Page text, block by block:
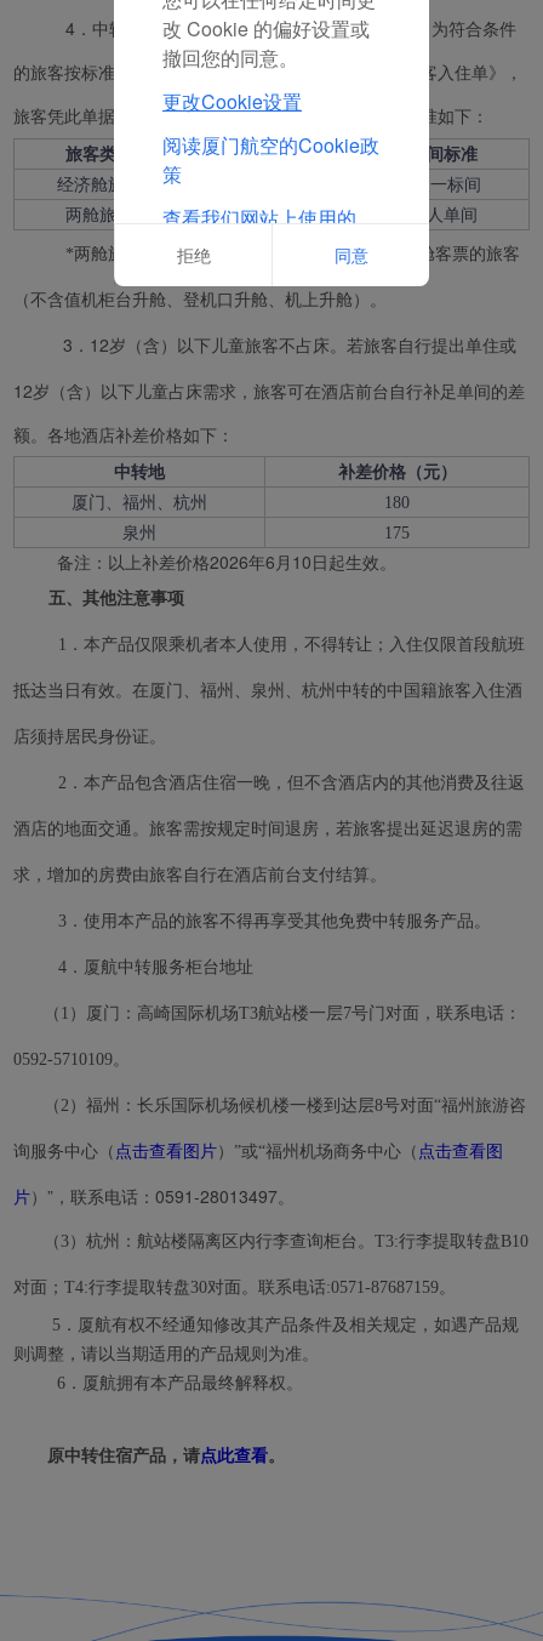
4．中转服务柜台工作人员对旅客信息进行判别，为符合条件
的旅客按标准完成酒店预定，并打印《厦门航空中转旅客入住单》，
旅客凭此单据自行前往指定酒店办理入住。酒店安排标准如下：
旅客类型 酒店标准
房间标准
经济舱旅客
2人一标间
两舱旅客
两舱酒店 单人单间
*两舱旅客定义:限国际段实际购买商务舱或头等舱客票的旅客
（不含值机柜台升舱、登机口升舱、机上升舱）。
3． 12岁（含）以下儿童旅客不占床。若旅客自行提出单住或
12岁（含） 以下 儿童占床需求，旅客可在酒店前台自行补足单间的差
额。 各地酒店补差价格如下：
中转地
补差价格（元）
厦门、福州、杭州
180
泉州
175
备注：以上补差价格2026年6月10日起生效。
五、其他注意事项
1．本产品仅限乘机者本人使用，不得转让；入住仅限首段航班
抵达当日有效。在厦门、福州、泉州、杭州中转的中国籍旅客入住酒
店须持居民身份证。
2．本产品包含酒店住宿一晚，但不含酒店内的其他消费及往返
酒店的地面交通。旅客需按规定时间退房，若旅客提出延迟退房的需
求，增加的房费由旅客自行在酒店前台支付结算。
3．使用本产品的旅客不得再享受其他免费中转服务产品。
4．厦航中转服务柜台地址
（1）厦门：高崎国际机场T3航站楼一层7号门对面，联系电话：
0592-5710109。
（2）福州：长乐国际机场候机楼一楼到达层8号对面“福州旅游咨
询服务中心 （ 点击查看图片） ”或“福州机场商务中心（ 点击查看图
片）”，联系电话：0591-28013497。
（3）杭州：航站楼隔离区内行李查询柜台。T3:行李提取转盘B10
对面；T4:行李提取转盘30对面。联系电话:0571-87687159。
5 ． 厦航有权不经通知修改其产品条件及相关规定 ， 如遇产品规
则调整，请以当期适用的产品规则为准。
6． 厦航拥有本产品最终解释权。
原中转住宿产品，请点此查看。
改 Cookie 的偏好设置或
撤回您的同意。
更改Cookie设置
阅读厦门航空的Cookie政
策
查看我们网站上使用的
Cookie的完整列表
拒绝 同意